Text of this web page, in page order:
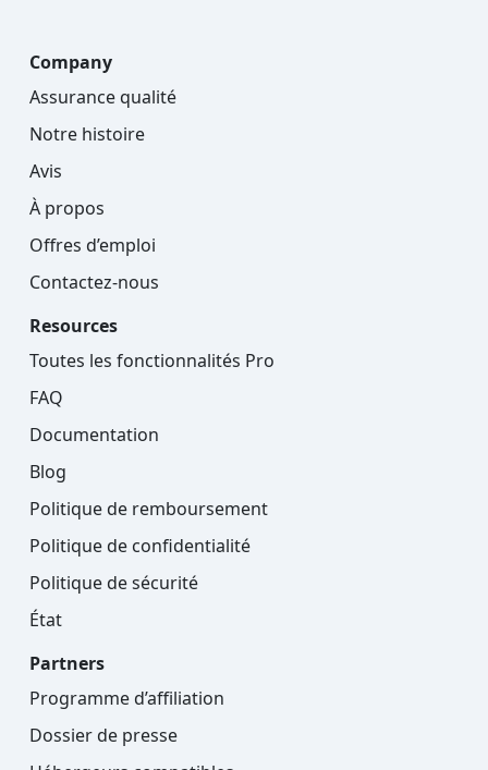
Company
Assurance qualité
Notre histoire
Avis
À propos
Offres d’emploi
Contactez-nous
Resources
Toutes les fonctionnalités Pro
FAQ
Documentation
Blog
Politique de remboursement
Politique de confidentialité
Politique de sécurité
État
Partners
Programme d’affiliation
Dossier de presse